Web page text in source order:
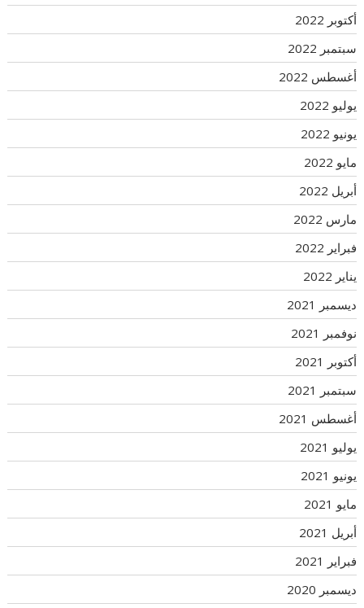
أكتوبر 2022
سبتمبر 2022
أغسطس 2022
يوليو 2022
يونيو 2022
مايو 2022
أبريل 2022
مارس 2022
فبراير 2022
يناير 2022
ديسمبر 2021
نوفمبر 2021
أكتوبر 2021
سبتمبر 2021
أغسطس 2021
يوليو 2021
يونيو 2021
مايو 2021
أبريل 2021
فبراير 2021
ديسمبر 2020